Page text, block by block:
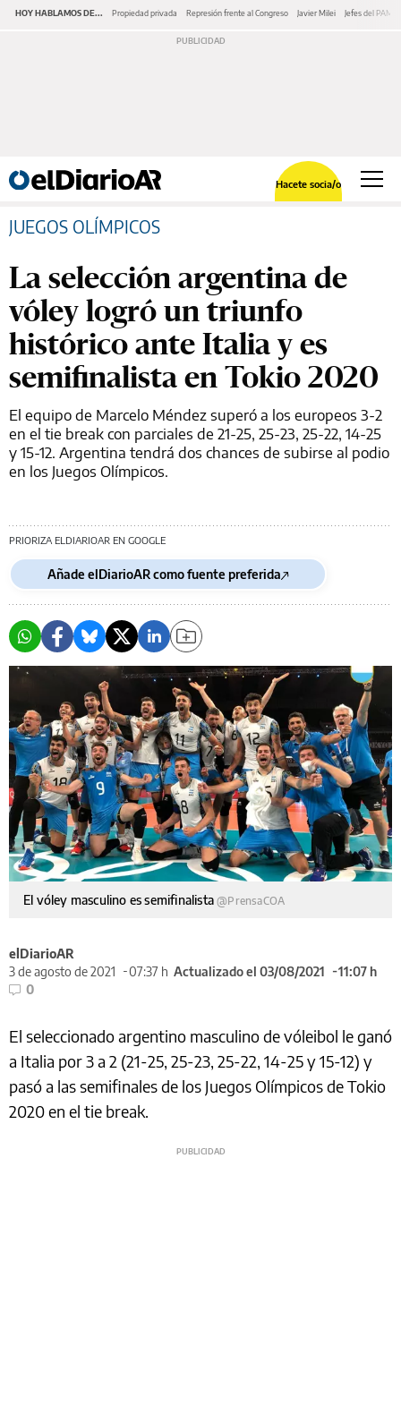
HOY HABLAMOS DE... Propiedad privada Represión frente al Congreso Javier Milei Jefes del PAMI
Hacete socia/o
JUEGOS OLÍMPICOS
La selección argentina de
vóley logró un triunfo
histórico ante Italia y es
semifinalista en Tokio 2020
El equipo de Marcelo Méndez superó a los europeos 3-2
en el tie break con parciales de 21-25, 25-23, 25-22, 14-25
y 15-12. Argentina tendrá dos chances de subirse al podio
en los Juegos Olímpicos.
PRIORIZA ELDIARIOAR EN GOOGLE
Añade elDiarioAR como fuente preferida
El vóley masculino es semifinalista@PrensaCOA
elDiarioAR
3 de agosto de 2021
07:37 h Actualizado el 03/08/2021
11:07 h
0
El seleccionado argentino masculino de vóleibol le ganó
a Italia por 3 a 2 (21-25, 25-23, 25-22, 14-25 y 15-12) y
pasó a las semifinales de los Juegos Olímpicos de Tokio
2020 en el tie break.